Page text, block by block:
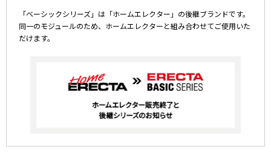
「ベーシックシリーズ」は「ホームエレクター」の後継ブランドです。
同一のモジュールのため、ホームエレクターと組み合わせてご使用いた
だけます。